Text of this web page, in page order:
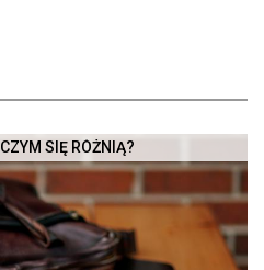
SIĘ RÓŻNIĄ?